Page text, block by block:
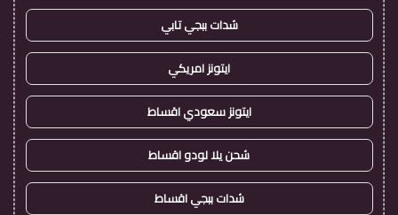
شدات ببجي تابي
ايتونز امريكي
ايتونز سعودي اقساط
شحن يلا لودو اقساط
شدات ببجي اقساط